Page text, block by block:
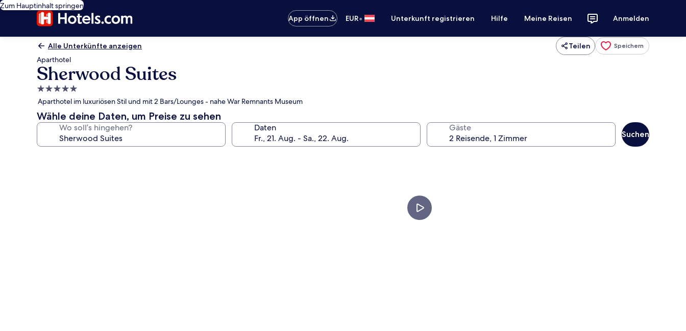
Zum Hauptinhalt springen
App öffnen
EUR• Unterkunft registrieren Hilfe Meine Reisen Anmelden
Alle Unterkünfte anzeigen Teilen Speichern
Aparthotel
Sherwood Suites
5.0-
Sterne-
Unterkunft
Aparthotel im luxuriösen Stil und mit 2 Bars/Lounges - nahe War Remnants Museum
Wähle deine Daten, um Preise zu sehen
Wo soll’s hingehen? Daten Gäste
Suchen